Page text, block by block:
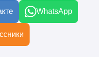
WhatsApp